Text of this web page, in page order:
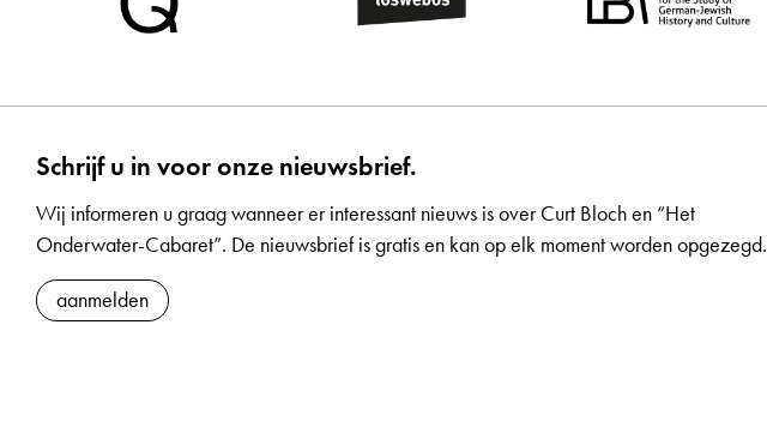
Schrijf u in voor onze nieuwsbrief.
Wij informeren u graag wanneer er interessant nieuws is over Curt Bloch en “Het
Onderwater-Cabaret”. De nieuwsbrief is gratis en kan op elk moment worden opgezegd.
aanmelden